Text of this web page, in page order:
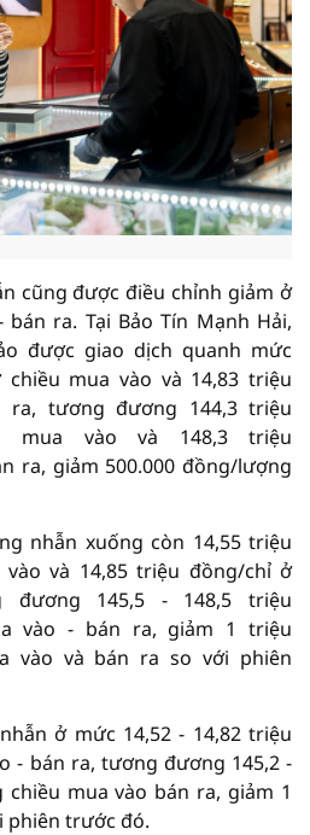
cũng được điều chỉnh giảm ở
ra. Tại Bảo Tín Mạnh Hải,
được giao dịch quanh mức
mua vào và 14,83 triệu
ra, tương đương 144,3 triệu
mua vào và 148,3 triệu
ra, giảm 500.000 đồng/lượng
nhẫn xuống còn 14,55 triệu
và 14,85 triệu đồng/chỉ ở
đương 145,5 - 148,5 triệu
vào - bán ra, giảm 1 triệu
vào và bán ra so với phiên
ở mức 14,52 - 14,82 triệu
- bán ra, tương đương 145,2 -
mua vào bán ra, giảm 1
phiên trước đó.